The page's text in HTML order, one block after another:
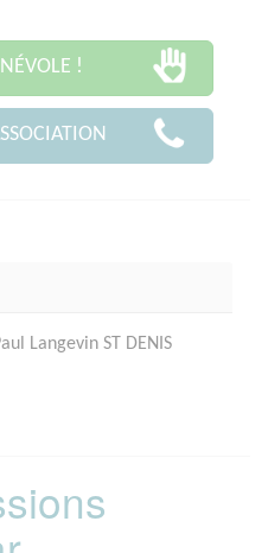
!
Langevin ST DENIS